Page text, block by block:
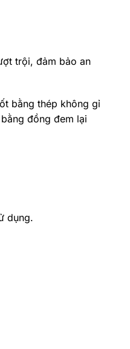
trội, đảm bảo an
bằng thép không gỉ
đồng đem lại
dụng.